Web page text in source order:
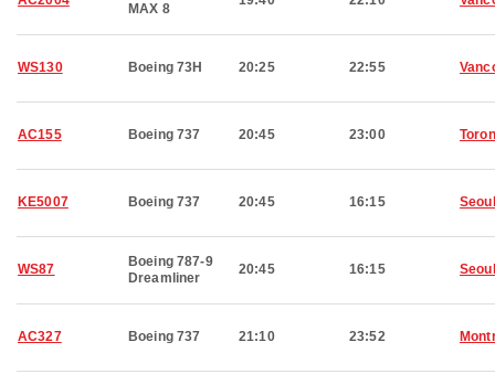
MAX 8
WS130 Boeing 73H 20:25 22:55
AC155 Boeing 737 20:45 23:00
KE5007 Boeing 737 20:45 16:15 Seoul
WS87
Boeing 787-9
Dreamliner
20:45 16:15 Seoul
AC327 Boeing 737 21:10 23:52